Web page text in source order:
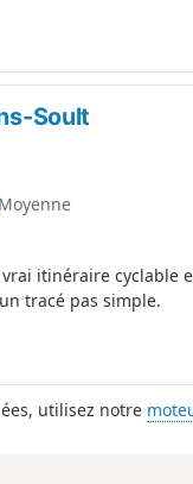
Soult
Moyenne
itinéraire cyclable
tracé pas simple.
utilisez notre